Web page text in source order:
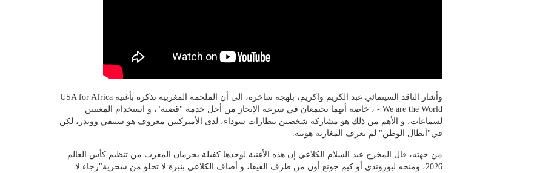
وأشار الناقد السينمائي عبد الكريم واكريم، بلهجة ساخرة، الى أن الملحمة المغربية تذكره بأغنية USA for Africa
- We are the World ، خاصة أنهما تجتمعان في سرعة الإنجاز من أجل خدمة "قضية"، و استخدام المغنيين
لسماعات، و الأهم من ذلك هو مشاركة شخصين بنظارات سوداء، لدى الأميركيين معروف هو ستيفي ووندر، لكن
في"أبطال الوطن" لم يعرف المغاربة هويته.
من جهته، قال المخرج عبد السلام الكلاعي إن هذه الأغنية لوحدها كفيلة بحرمان المغرب من تنظيم كأس العالم
2026، ومنحه لبوروندي أو كيم جونغ أون من طرف الفيفا، و أضاف الكلاعي بنبرة لا تخلو من سخرية"رجاء لا